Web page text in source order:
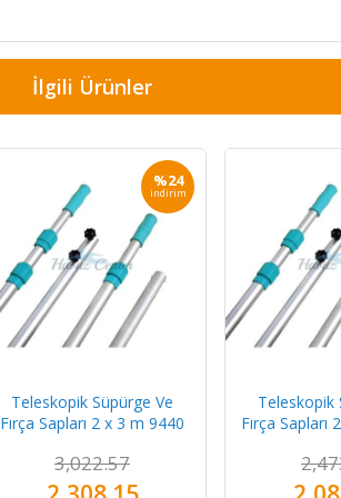
İlgili Ürünler
%24
indirim
Teleskopik Süpürge Ve
Fırça Sapları 2 x 3 m 9440
3,022.57
Teleskopik
Fırça Sapları